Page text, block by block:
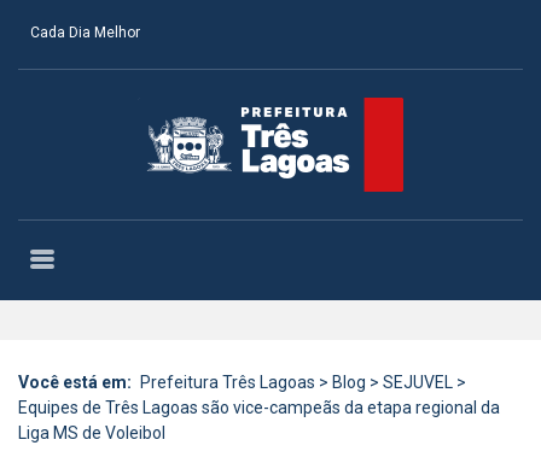
Cada Dia Melhor
Você está em: Prefeitura Três Lagoas > Blog > SEJUVEL >
Equipes de Três Lagoas são vice-campeãs da etapa regional da
Liga MS de Voleibol